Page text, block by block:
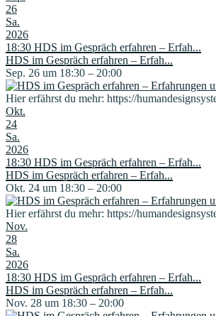
26
Sa.
2026
18:30 HDS im Gespräch erfahren – Erfah...
HDS im Gespräch erfahren – Erfah...
Sep. 26 um 18:30 – 20:00
Hier erfährst du mehr: https://
Okt.
24
Sa.
2026
18:30 HDS im Gespräch erfahren – Erfah...
HDS im Gespräch erfahren – Erfah...
Okt. 24 um 18:30 – 20:00
Hier erfährst du mehr: https://
Nov.
28
Sa.
2026
18:30 HDS im Gespräch erfahren – Erfah...
HDS im Gespräch erfahren – Erfah...
Nov. 28 um 18:30 – 20:00